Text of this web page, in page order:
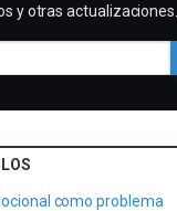
y otras actualizaciones.
como problema